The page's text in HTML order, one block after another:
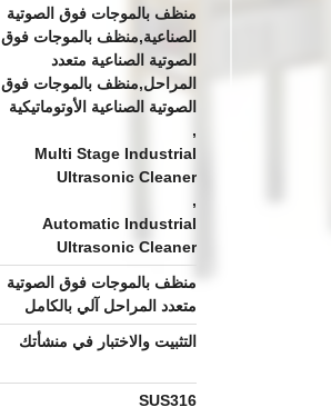
منظف بالموجات فوق الصوتية
الصناعية,منظف بالموجات فوق
الصوتية الصناعية متعدد
المراحل,منظف ​​بالموجات فوق
الصوتية الصناعية الأوتوماتيكية
,
Multi Stage Industrial
Ultrasonic Cleaner
,
Automatic Industrial
Ultrasonic Cleaner
منظف ​​بالموجات فوق الصوتية
متعدد المراحل آلي بالكامل
التثبيت والاختبار في منشأتك
SUS316